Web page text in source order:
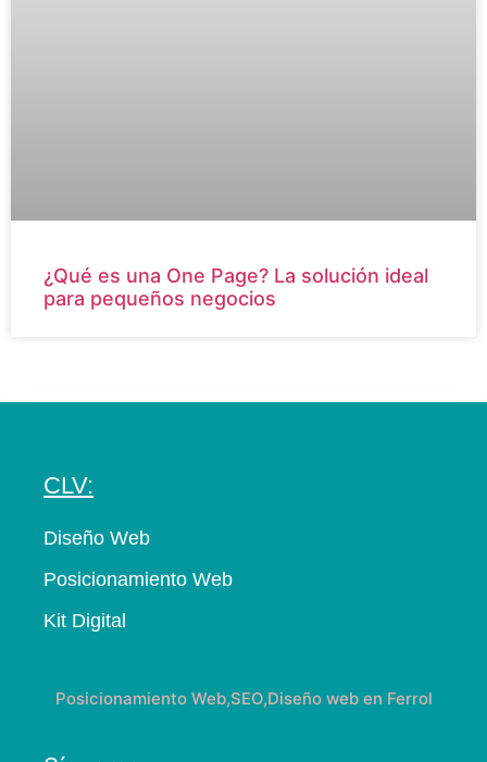
¿Qué es una One Page? La solución ideal
para pequeños negocios
CLV:
Diseño Web
Posicionamiento Web
Kit Digital
Posicionamiento Web,SEO,Diseño web en Ferrol